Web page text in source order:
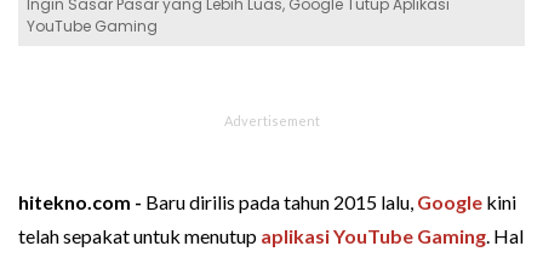
YouTube Gaming
hitekno.com - Baru dirilis pada tahun 2015 lalu, Google kini
telah sepakat untuk menutup aplikasiYouTube Gaming. Hal